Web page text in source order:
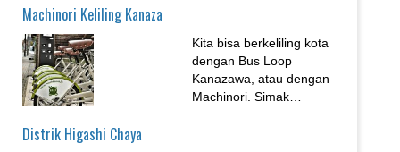
Machinori Keliling Kanaza
Kita bisa berkeliling kota
dengan Bus Loop
Kanazawa, atau dengan
Machinori. Simak
Distrik Higashi Chaya